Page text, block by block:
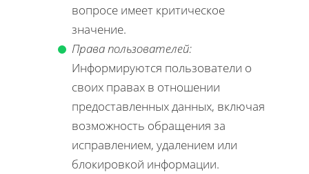
вопросе имеет критическое
значение.
Права пользователей:
Информируются пользователи о
своих правах в отношении
предоставленных данных, включая
возможность обращения за
исправлением, удалением или
блокировкой информации.